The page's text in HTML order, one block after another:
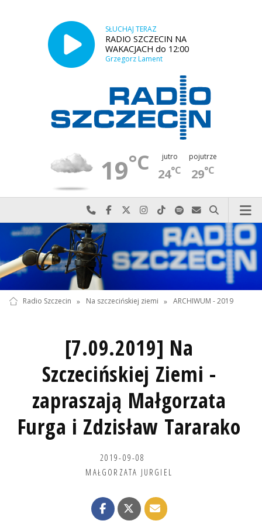
SŁUCHAJ TERAZ
RADIO SZCZECIN NA
WAKACJACH do 12:00
Grzegorz Lament
19°C jutro
24°C
pojutrze
29°C
Najlepiej po prostu do nas zadzwoń
Odwiedź nas na Facebook-u
Odwiedź nas na X
Odwiedź nas na Instagram-ie
Odwiedź nas na TikTok-u
Szukaj nas na Spotify
Wyślij do nas
Szukaj
Radio Szczecin » Na szczecińskiej ziemi » ARCHIWUM - 2019
[7.09.2019] Na
Szczecińskiej Ziemi -
zapraszają Małgorzata
Furga i Zdzisław Tararako
2019-09-08
MAŁGORZATA JURGIEL